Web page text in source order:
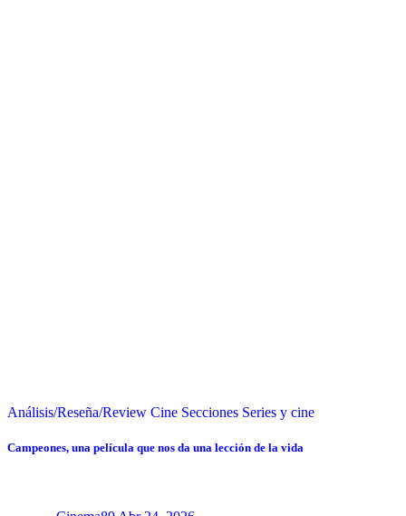
Análisis/Reseña/Review Cine Secciones Series y cine
Campeones, una película que nos da una lección de la vida